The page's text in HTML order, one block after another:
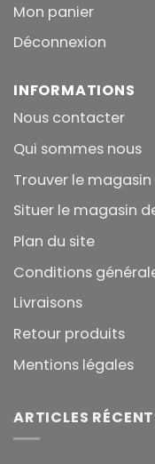
Mon panier
Déconnexion
INFORMATIONS
Nous contacter
Qui sommes nous
Trouver le magasin
Situer le magasin
Plan du site
Conditions
Livraisons
Retour produits
Mentions légales
ARTICLES